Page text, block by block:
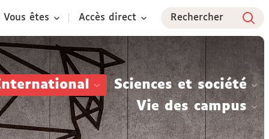
Vous êtes Accès direct Rechercher
Sciences et société
Vie des campus